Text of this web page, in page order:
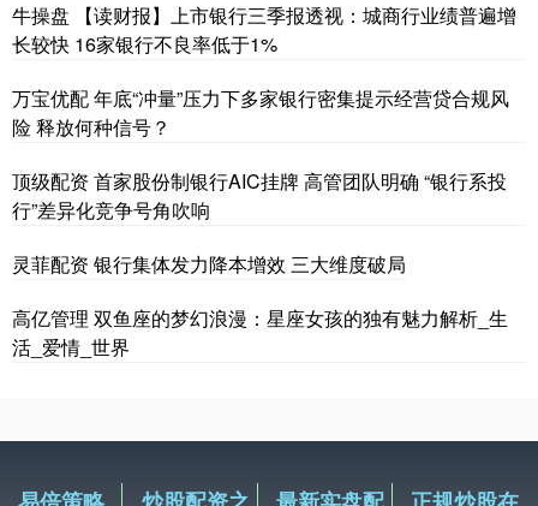
牛操盘 【读财报】上市银行三季报透视：城商行业绩普遍增
长较快 16家银行不良率低于1%
万宝优配 年底“冲量”压力下多家银行密集提示经营贷合规风
险 释放何种信号？
顶级配资 首家股份制银行AIC挂牌 高管团队明确 “银行系投
行”差异化竞争号角吹响
灵菲配资 银行集体发力降本增效 三大维度破局
高亿管理 双鱼座的梦幻浪漫：星座女孩的独有魅力解析_生
活_爱情_世界